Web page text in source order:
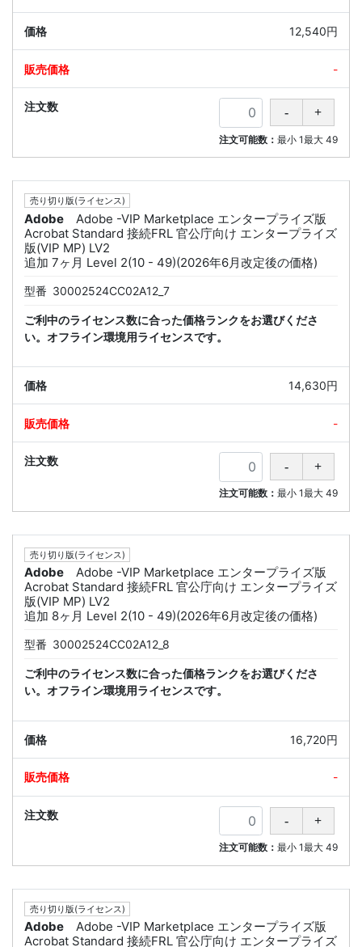
12,540円
-
注文可能数： 最小 1最大 49
売り切り版(ライセンス)
Adobe
Adobe -VIP Marketplace エンタープライズ版
Acrobat Standard 接続FRL 官公庁向け エンタープライズ
版(VIP MP) LV2
追加 7ヶ月 Level 2(10 - 49)(2026年6月改定後の価格)
型番 30002524CC02A12_7
ご利中のライセンス数に合った価格ランクをお選びくださ
い。オフライン環境用ライセンスです。
14,630円
-
注文可能数： 最小 1最大 49
売り切り版(ライセンス)
Adobe
Adobe -VIP Marketplace エンタープライズ版
Acrobat Standard 接続FRL 官公庁向け エンタープライズ
版(VIP MP) LV2
追加 8ヶ月 Level 2(10 - 49)(2026年6月改定後の価格)
型番 30002524CC02A12_8
ご利中のライセンス数に合った価格ランクをお選びくださ
い。オフライン環境用ライセンスです。
16,720円
-
注文可能数： 最小 1最大 49
売り切り版(ライセンス)
Adobe
Adobe -VIP Marketplace エンタープライズ版
Acrobat Standard 接続FRL 官公庁向け エンタープライズ